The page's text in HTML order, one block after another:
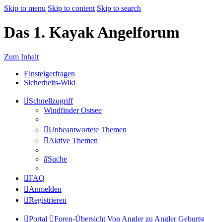
Skip to menu Skip to content Skip to search
Das 1. Kayak Angelforum
Zum Inhalt
Einsteigerfragen
Sicherheits-Wiki
Schnellzugriff
Windfinder Ostsee
Unbeantwortete Themen
Aktive Themen
Suche
FAQ
Anmelden
Registrieren
Portal Foren-Übersicht Von Angler zu Angler